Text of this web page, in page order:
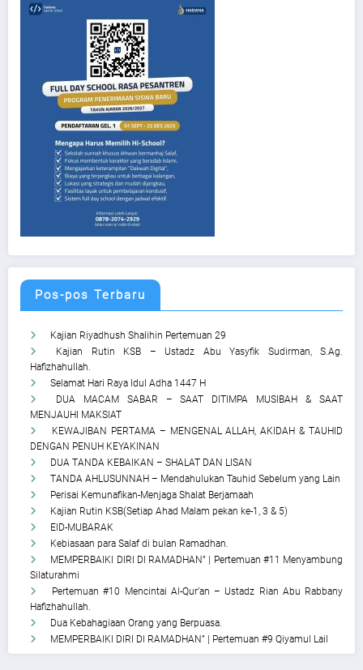
Pos-pos Terbaru
Kajian Riyadhush Shalihin Pertemuan 29
Kajian Rutin KSB – Ustadz Abu Yasyfik Sudirman, S.Ag.
Hafizhahullah.
Selamat Hari Raya Idul Adha 1447 H
DUA MACAM SABAR – SAAT DITIMPA MUSIBAH & SAAT
MENJAUHI MAKSIAT
KEWAJIBAN PERTAMA – MENGENAL ALLAH, AKIDAH & TAUHID
DENGAN PENUH KEYAKINAN
DUA TANDA KEBAIKAN – SHALAT DAN LISAN
TANDA AHLUSUNNAH – Mendahulukan Tauhid Sebelum yang Lain
Perisai Kemunafikan-Menjaga Shalat Berjamaah
Kajian Rutin KSB(Setiap Ahad Malam pekan ke-1, 3 & 5)
EID-MUBARAK
Kebiasaan para Salaf di bulan Ramadhan.
MEMPERBAIKI DIRI DI RAMADHAN” | Pertemuan #11 Menyambung
Silaturahmi
Pertemuan #10 Mencintai Al-Qur’an – Ustadz Rian Abu Rabbany
Hafizhahullah.
Dua Kebahagiaan Orang yang Berpuasa.
MEMPERBAIKI DIRI DI RAMADHAN” | Pertemuan #9 Qiyamul Lail